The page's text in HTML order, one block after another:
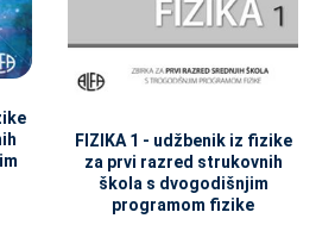
FIZIKA 1 - udžbenik iz fizike
za prvi razred strukovnih
škola s dvogodišnjim
programom fizike